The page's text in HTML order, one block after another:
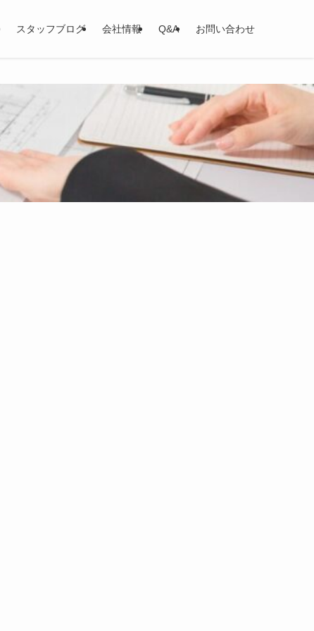
スタッフブログ 会社情報 Q&A お問い合わせ